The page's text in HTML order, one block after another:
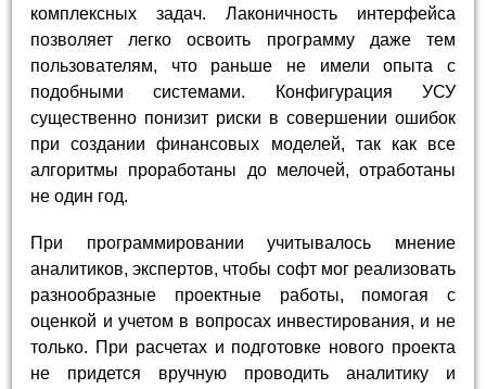
комплексных задач. Лаконичность интерфейса
позволяет легко освоить программу даже тем
пользователям, что раньше не имели опыта с
подобными системами. Конфигурация УСУ
существенно понизит риски в совершении ошибок
при создании финансовых моделей, так как все
алгоритмы проработаны до мелочей, отработаны
не один год.
При программировании учитывалось мнение
аналитиков, экспертов, чтобы софт мог реализовать
разнообразные проектные работы, помогая с
оценкой и учетом в вопросах инвестирования, и не
только. При расчетах и подготовке нового проекта
не придется вручную проводить аналитику и